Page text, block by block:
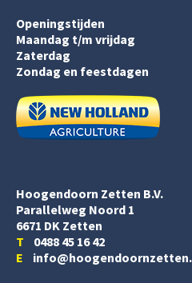
Openingstijden
Maandag t/m vrijdag
Zaterdag
Zondag en feestdagen
Hoogendoorn Zetten B.V.
Parallelweg Noord 1
6671 DK Zetten
T 0488 45 16 42
E